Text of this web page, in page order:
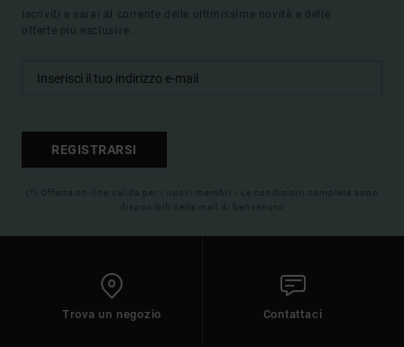
Iscriviti e sarai al corrente delle ultimissime novità e delle
offerte più esclusive.
REGISTRARSI
(*) Offerta on-line valida per i nuovi membri - Le condizioni complete sono
disponibili nella mail di benvenuto
Trova un negozio Contattaci